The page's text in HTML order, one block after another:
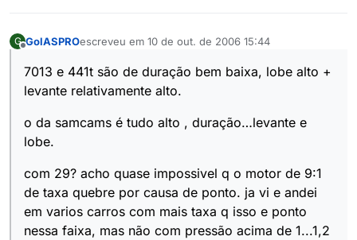
G GolASPROescreveu em 10 de out. de 2006 15:44
última edição por
7013 e 441t são de duração bem baixa, lobe alto +
levante relativamente alto.
o da samcams é tudo alto , duração…levante e
lobe.
com 29? acho quase impossivel q o motor de 9:1
de taxa quebre por causa de ponto. ja vi e andei
em varios carros com mais taxa q isso e ponto
nessa faixa, mas não com pressão acima de 1...1,2